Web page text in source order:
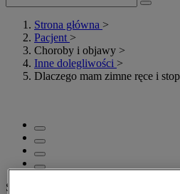
Strona główna >
Pacjent >
Choroby i objawy >
Inne dolegliwości >
Dlaczego mam zimne ręce i
Szacowany czas czytania: 5 minut